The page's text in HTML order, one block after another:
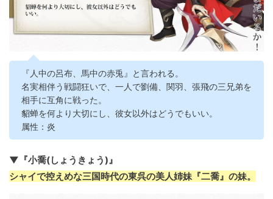
『人中の呂布、馬中の赤兎』と言われる。
名実相伴う戦闘狂いで、一人で劉備、関羽、張飛の三兄弟を
相手に互角に戦った。
貂蝉を何より大切にし、彼女以外はどうでもいい。
属性：炎
▼『小喬(しょうきょう)』
シャイで控えめな三国時代の東呉の美人姉妹『二喬』の妹。